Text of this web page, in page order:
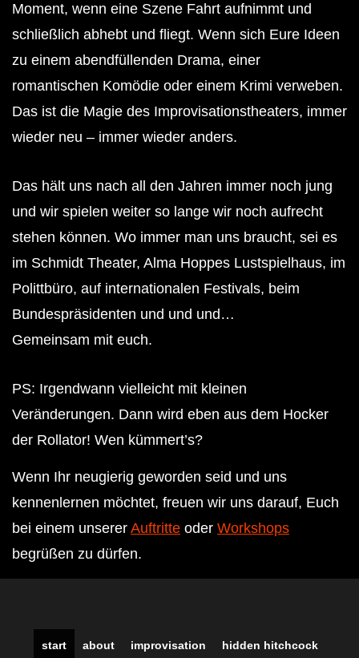
Moment, wenn eine Szene Fahrt aufnimmt und
schließlich abhebt und fliegt. Wenn sich Eure Ideen
zu einem abendfüllenden Drama, einer
romantischen Komödie oder einem Krimi verweben.
Das ist die Magie des Improvisationstheaters, immer
wieder neu – immer wieder anders.
Das hält uns nach all den Jahren immer noch jung
und wir spielen weiter so lange wir noch aufrecht
stehen können. Wo immer man uns braucht, sei es
im Schmidt Theater, Alma Hoppes Lustspielhaus, im
Polittbüro, auf internationalen Festivals, beim
Bundespräsidenten und und und…
Gemeinsam mit euch.
PS: Irgendwann vielleicht mit kleinen
Veränderungen. Dann wird eben aus dem Hocker
der Rollator! Wen kümmert’s?
Wenn Ihr neugierig geworden seid und uns
kennenlernen möchtet, freuen wir uns darauf, Euch
bei einem unserer Auftritte oder Workshops
begrüßen zu dürfen.
start about improvisation hidden hitchcock